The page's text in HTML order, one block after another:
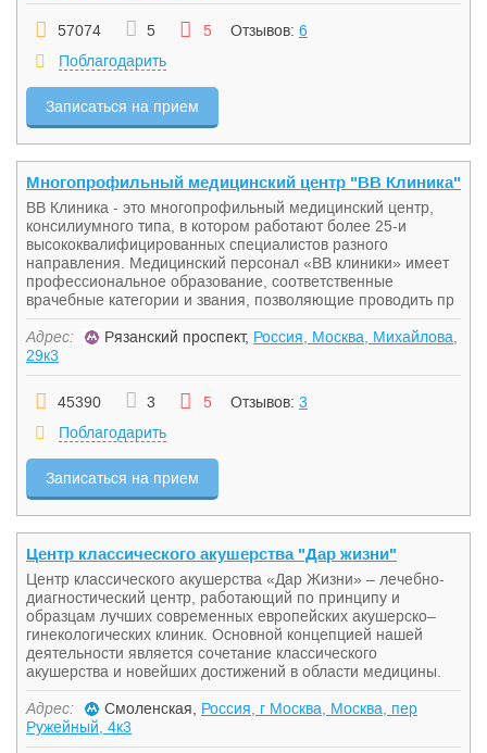
57074 5 5 Отзывов: 6
Поблагодарить
Записаться на прием
Многопрофильный медицинский центр "ВВ Клиника"
ВВ Клиника - это многопрофильный медицинский центр,
консилиумного типа, в котором работают более 25-и
высококвалифицированных специалистов разного
направления. Медицинский персонал «ВВ клиники» имеет
профессиональное образование, соответственные
врачебные категории и звания, позволяющие проводить пр
Адрес: Рязанский проспект, Россия, Москва, Михайлова,
29к3
45390 3 5 Отзывов: 3
Поблагодарить
Записаться на прием
Центр классического акушерства "Дар жизни"
Центр классического акушерства «Дар Жизни» – лечебно-
диагностический центр, работающий по принципу и
образцам лучших современных европейских акушерско–
гинекологических клиник. Основной концепцией нашей
деятельности является сочетание классического
акушерства и новейших достижений в области медицины.
Адрес: Смоленская, Россия, г Москва, Москва, пер
Ружейный, 4к3